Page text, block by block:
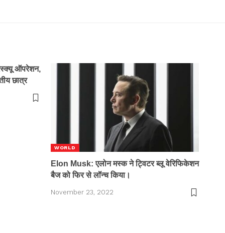
ऑपरेशन,
छात्र
WORLD
Elon Musk: एलोन मस्क ने ट्विटर ब्लू वेरिफिकेशन
बैज को फिर से लॉन्च किया।
November 23, 2022